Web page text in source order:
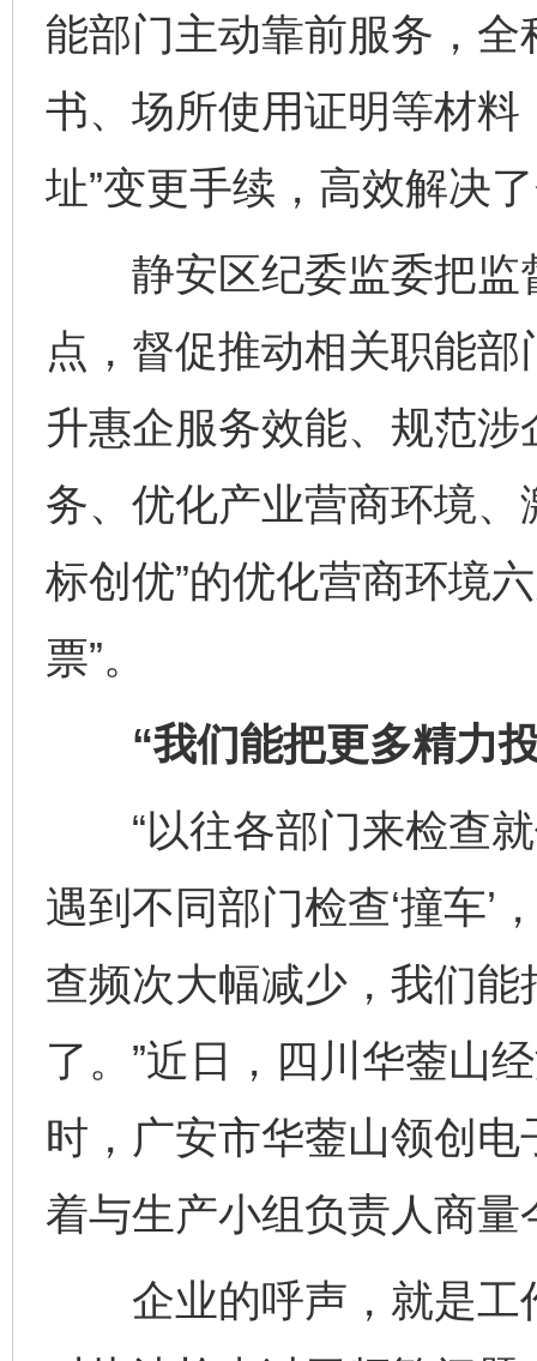
能部门主动靠前服务，
书、场所使用证明等材料
址”变更手续，高效解决
静安区纪委监委把监
点，督促推动相关职能
升惠企服务效能、规范
务、优化产业营商环境
标创优”的优化营商环境
票”。
“我们能把更多精力投
“以往各部门来检查就
遇到不同部门检查‘撞车’
查频次大幅减少，我们
了。”近日，四川华蓥山
时，广安市华蓥山领创
着与生产小组负责人商
企业的呼声，就是工